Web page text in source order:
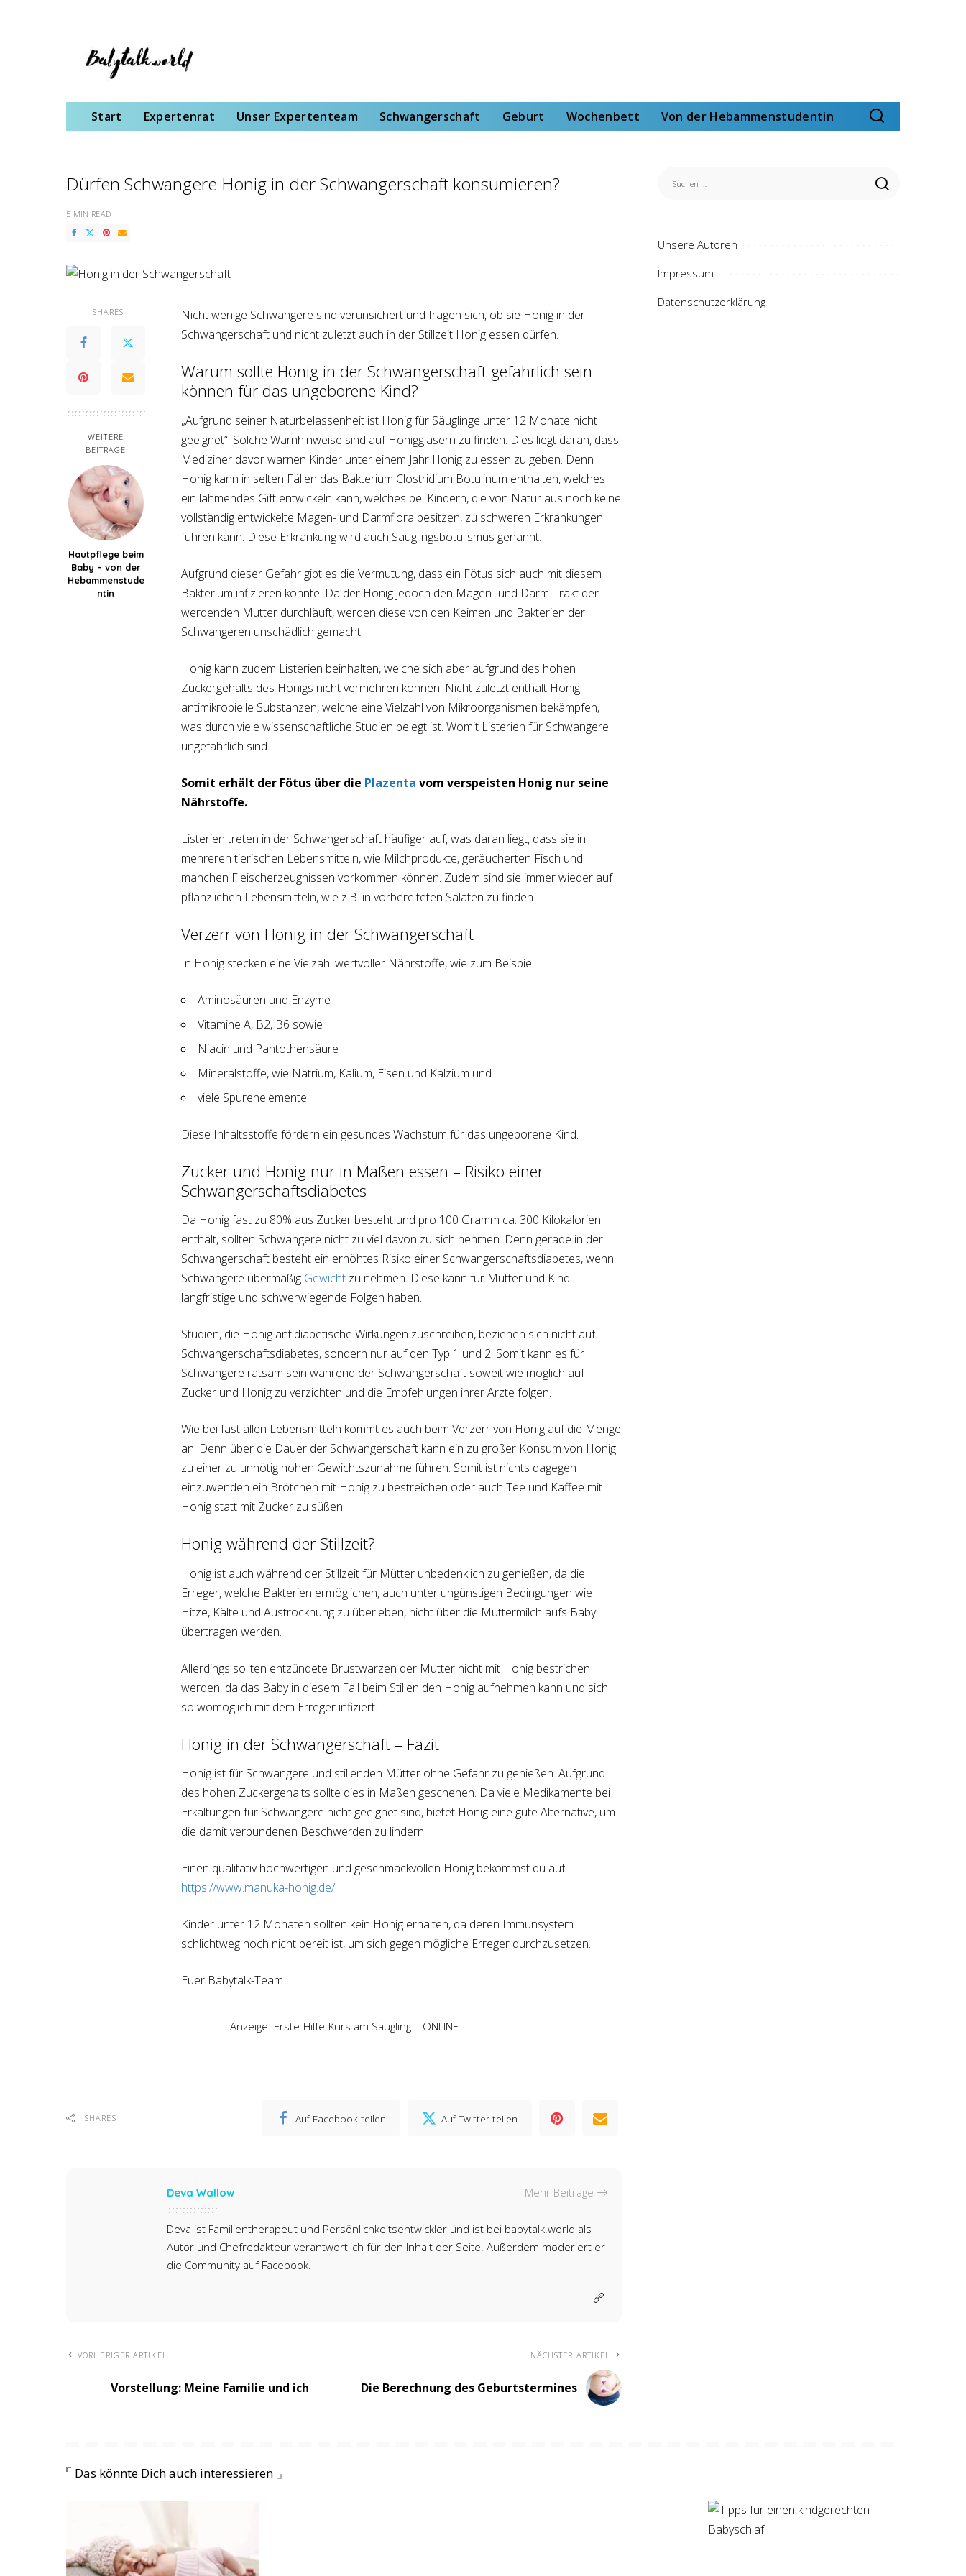
Start Expertenrat Unser Expertenteam Schwangerschaft Geburt Wochenbett Von der Hebammenstudentin
Dürfen Schwangere Honig in der Schwangerschaft konsumieren?
5 MIN READ
SHARES
WEITERE
BEITRÄGE
Hautpflege beim
Baby – von der
Hebammenstude
ntin
Nicht wenige Schwangere sind verunsichert und fragen sich, ob sie Honig in der
Schwangerschaft und nicht zuletzt auch in der Stillzeit Honig essen dürfen.
Warum sollte Honig in der Schwangerschaft gefährlich sein
können für das ungeborene Kind?
„Aufgrund seiner Naturbelassenheit ist Honig für Säuglinge unter 12 Monate nicht
geeignet“. Solche Warnhinweise sind auf Honiggläsern zu finden. Dies liegt daran, dass
Mediziner davor warnen Kinder unter einem Jahr Honig zu essen zu geben. Denn
Honig kann in selten Fällen das Bakterium Clostridium Botulinum enthalten, welches
ein lähmendes Gift entwickeln kann, welches bei Kindern, die von Natur aus noch keine
vollständig entwickelte Magen- und Darmflora besitzen, zu schweren Erkrankungen
führen kann. Diese Erkrankung wird auch Säuglingsbotulismus genannt.
Aufgrund dieser Gefahr gibt es die Vermutung, dass ein Fötus sich auch mit diesem
Bakterium infizieren könnte. Da der Honig jedoch den Magen- und Darm-Trakt der
werdenden Mutter durchläuft, werden diese von den Keimen und Bakterien der
Schwangeren unschädlich gemacht.
Honig kann zudem Listerien beinhalten, welche sich aber aufgrund des hohen
Zuckergehalts des Honigs nicht vermehren können. Nicht zuletzt enthält Honig
antimikrobielle Substanzen, welche eine Vielzahl von Mikroorganismen bekämpfen,
was durch viele wissenschaftliche Studien belegt ist. Womit Listerien für Schwangere
ungefährlich sind.
Somit erhält der Fötus über die Plazenta vom verspeisten Honig nur seine
Nährstoffe.
Listerien treten in der Schwangerschaft häufiger auf, was daran liegt, dass sie in
mehreren tierischen Lebensmitteln, wie Milchprodukte, geräucherten Fisch und
manchen Fleischerzeugnissen vorkommen können. Zudem sind sie immer wieder auf
pflanzlichen Lebensmitteln, wie z.B. in vorbereiteten Salaten zu finden.
Verzerr von Honig in der Schwangerschaft
In Honig stecken eine Vielzahl wertvoller Nährstoffe, wie zum Beispiel
Aminosäuren und Enzyme
Vitamine A, B2, B6 sowie
Niacin und Pantothensäure
Mineralstoffe, wie Natrium, Kalium, Eisen und Kalzium und
viele Spurenelemente
Diese Inhaltsstoffe fördern ein gesundes Wachstum für das ungeborene Kind.
Zucker und Honig nur in Maßen essen – Risiko einer
Schwangerschaftsdiabetes
Da Honig fast zu 80% aus Zucker besteht und pro 100 Gramm ca. 300 Kilokalorien
enthält, sollten Schwangere nicht zu viel davon zu sich nehmen. Denn gerade in der
Schwangerschaft besteht ein erhöhtes Risiko einer Schwangerschaftsdiabetes, wenn
Schwangere übermäßig Gewicht zu nehmen. Diese kann für Mutter und Kind
langfristige und schwerwiegende Folgen haben.
Studien, die Honig antidiabetische Wirkungen zuschreiben, beziehen sich nicht auf
Schwangerschaftsdiabetes, sondern nur auf den Typ 1 und 2. Somit kann es für
Schwangere ratsam sein während der Schwangerschaft soweit wie möglich auf
Zucker und Honig zu verzichten und die Empfehlungen ihrer Ärzte folgen.
Wie bei fast allen Lebensmitteln kommt es auch beim Verzerr von Honig auf die Menge
an. Denn über die Dauer der Schwangerschaft kann ein zu großer Konsum von Honig
zu einer zu unnötig hohen Gewichtszunahme führen. Somit ist nichts dagegen
einzuwenden ein Brötchen mit Honig zu bestreichen oder auch Tee und Kaffee mit
Honig statt mit Zucker zu süßen.
Honig während der Stillzeit?
Honig ist auch während der Stillzeit für Mütter unbedenklich zu genießen, da die
Erreger, welche Bakterien ermöglichen, auch unter ungünstigen Bedingungen wie
Hitze, Kälte und Austrocknung zu überleben, nicht über die Muttermilch aufs Baby
übertragen werden.
Allerdings sollten entzündete Brustwarzen der Mutter nicht mit Honig bestrichen
werden, da das Baby in diesem Fall beim Stillen den Honig aufnehmen kann und sich
so womöglich mit dem Erreger infiziert.
Honig in der Schwangerschaft – Fazit
Honig ist für Schwangere und stillenden Mütter ohne Gefahr zu genießen. Aufgrund
des hohen Zuckergehalts sollte dies in Maßen geschehen. Da viele Medikamente bei
Erkältungen für Schwangere nicht geeignet sind, bietet Honig eine gute Alternative, um
die damit verbundenen Beschwerden zu lindern.
Einen qualitativ hochwertigen und geschmackvollen Honig bekommst du auf
https://www.manuka-honig.de/.
Kinder unter 12 Monaten sollten kein Honig erhalten, da deren Immunsystem
schlichtweg noch nicht bereit ist, um sich gegen mögliche Erreger durchzusetzen.
Euer Babytalk-Team
Anzeige: Erste-Hilfe-Kurs am Säugling – ONLINE
SHARES Auf Facebook teilen Auf Twitter teilen
Deva Wallow Mehr Beiträge
Deva ist Familientherapeut und Persönlichkeitsentwickler und ist bei babytalk.world als
Autor und Chefredakteur verantwortlich für den Inhalt der Seite. Außerdem moderiert er
die Community auf Facebook.
VORHERIGER ARTIKEL
Vorstellung: Meine Familie und ich
NÄCHSTER ARTIKEL
Die Berechnung des Geburtstermines
Unsere Autoren
Impressum
Datenschutzerklärung
Das könnte Dich auch interessieren